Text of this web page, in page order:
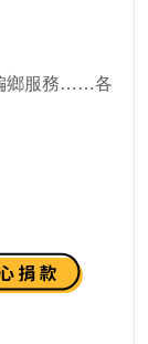
鄉服務……各